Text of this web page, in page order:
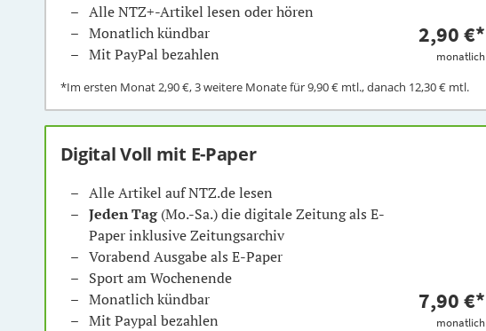
Alle NTZ+-Artikel lesen oder hören
Monatlich kündbar
Mit PayPal bezahlen
2,90 €*
monatlich
*Im ersten Monat2,90 €, 3 weitere Monate für9,90 €mtl., danach 12,30 €mtl.
Digital Voll mit E-Paper
Alle Artikel auf NTZ.de lesen
Jeden Tag(Mo.-Sa.) die digitale Zeitung als E-
Paper inklusive Zeitungsarchiv
Vorabend Ausgabe als E-Paper
Sport am Wochenende
Monatlich kündbar
Mit Paypal bezahlen
7,90 €*
monatlich